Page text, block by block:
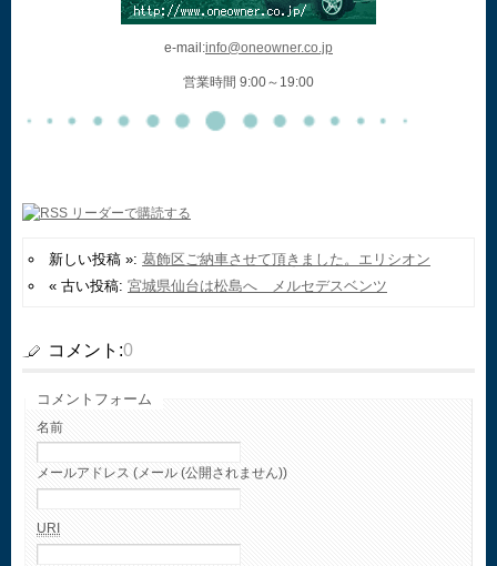
e-mail:info@oneowner.co.jp
営業時間 9:00～19:00
新しい投稿 »: 葛飾区ご納車させて頂きました。エリシオン
« 古い投稿: 宮城県仙台は松島へ メルセデスベンツ
コメント:0
コメントフォーム
名前
メールアドレス (メール (公開されません))
URI